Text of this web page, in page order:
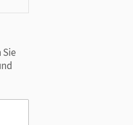
Sie